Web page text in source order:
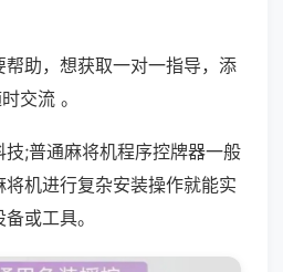
助，想获取一对一指导，添
交流 。
;普通麻将机程序控牌器一般
机进行复杂安装操作就能实
或工具。